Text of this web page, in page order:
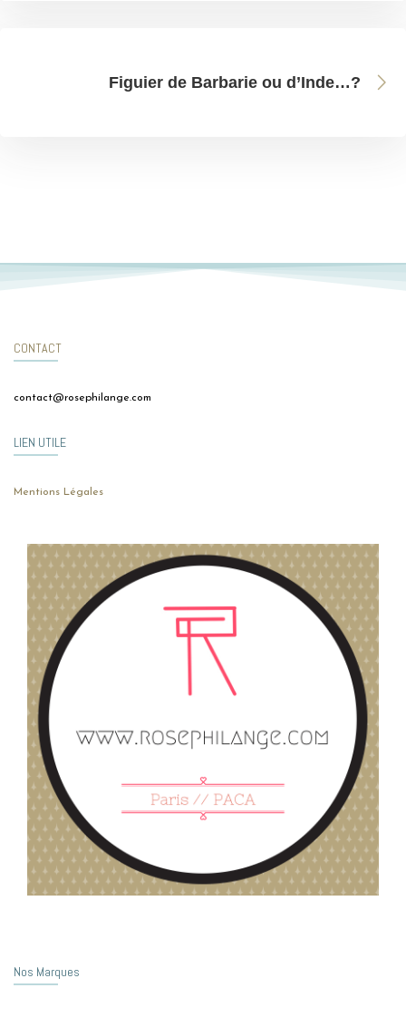
Figuier de Barbarie ou d’Inde…?
CONTACT
contact@rosephilange.com
LIEN UTILE
Mentions Légales
Nos Marques